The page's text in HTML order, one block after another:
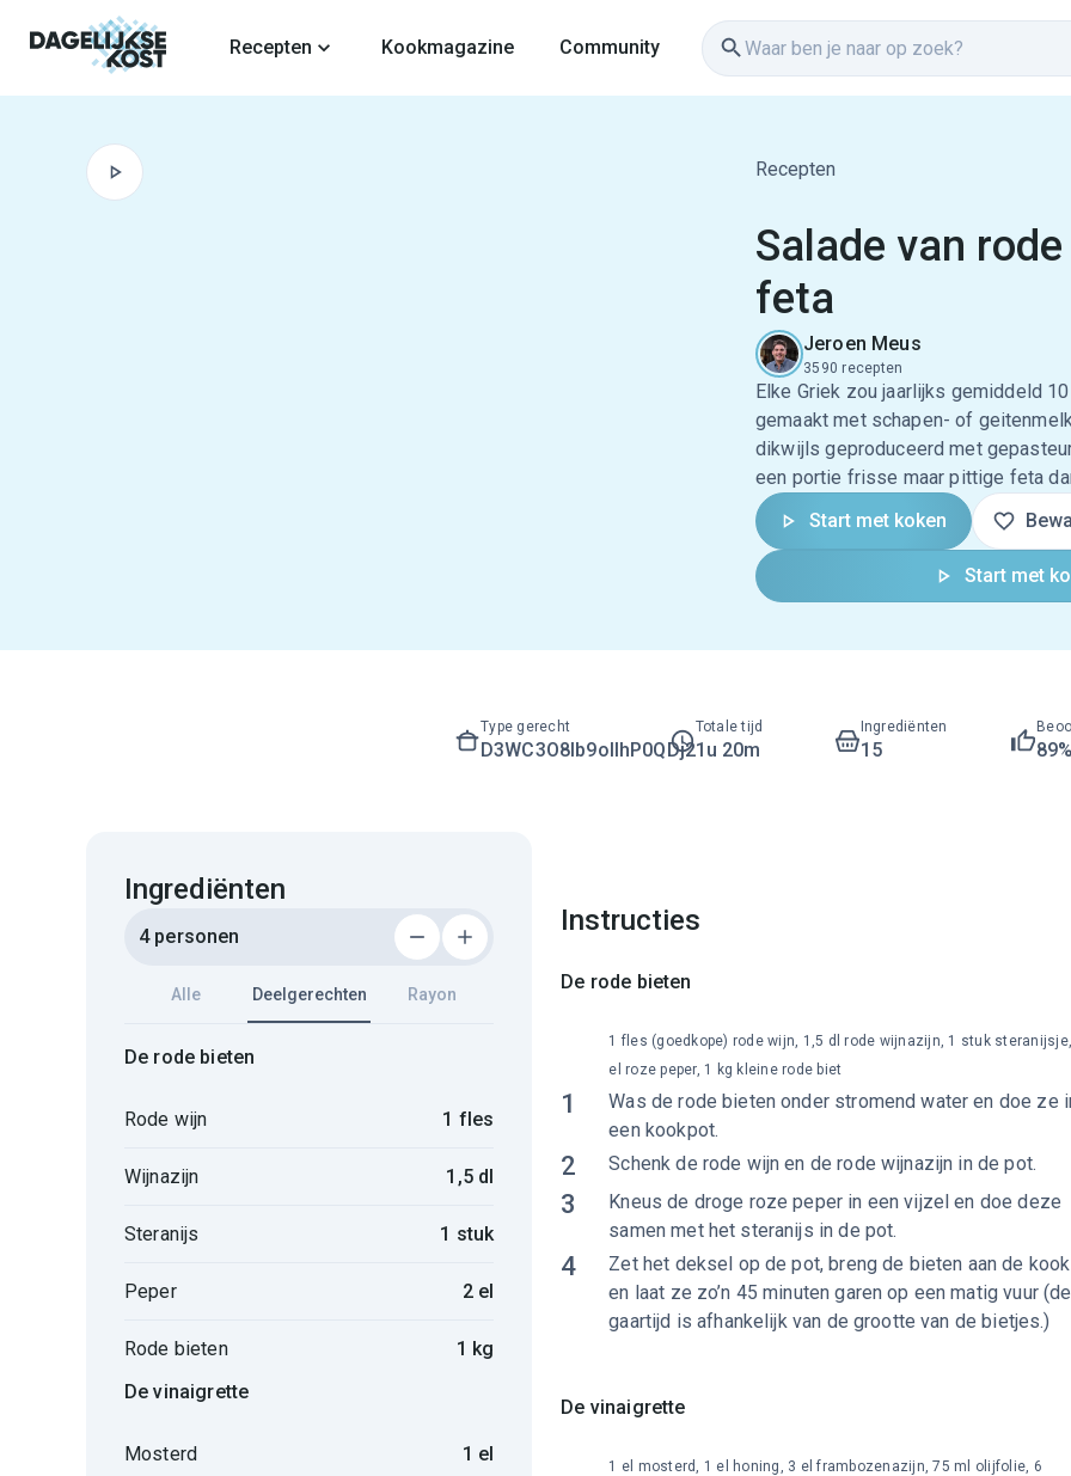
Recepten
Kookmagazine Community
Recepten
Salade van
feta
Jeroen Meus
3590 recepten
Elke Griek zou jaarlijks gemiddeld
gemaakt met schapen- of
dikwijls geproduceerd met
een portie frisse maar pittige feta
Start met koken
Start met
Type gerecht
D3WC3O8lb9ollhP0QDj2
Totale tijd
1u 20m
Ingrediënten
15 89%
Ingrediënten
4 personen
Alle Deelgerechten Rayon
De rode bieten
Rode wijn 1 fles
Wijnazijn 1,5 dl
Steranijs 1 stuk
Peper 2 el
Rode bieten
1 kg
De vinaigrette
Mosterd 1 el
Instructies
De rode bieten
1
Was de rode bieten onder stromend water en doe ze
een kookpot.
1 fles (goedkope) rode wijn, 1,5 dl rode wijnazijn, 1 stuk
el roze peper, 1 kg kleine rode biet
2 Schenk de rode wijn en de rode wijnazijn in de pot.
3
Kneus de droge roze peper in een vijzel en doe deze
samen met het steranijs in de pot.
4
Zet het deksel op de pot, breng de bieten aan de kook
en laat ze zo’n 45 minuten garen op een matig vuur (de
gaartijd is afhankelijk van de grootte van de bietjes.)
De vinaigrette
1 el mosterd, 1 el honing, 3 el frambozenazijn, 75 ml olijfolie, 6